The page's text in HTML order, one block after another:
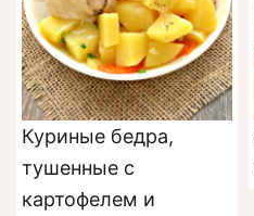
Куриные бедра,
тушенные с
картофелем и